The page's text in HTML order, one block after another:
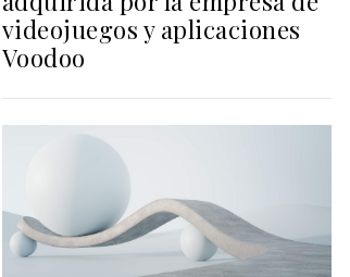
videojuegos y aplicaciones
Voodoo